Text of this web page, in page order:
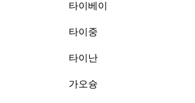
타이베이
타이중
타이난
가오슝